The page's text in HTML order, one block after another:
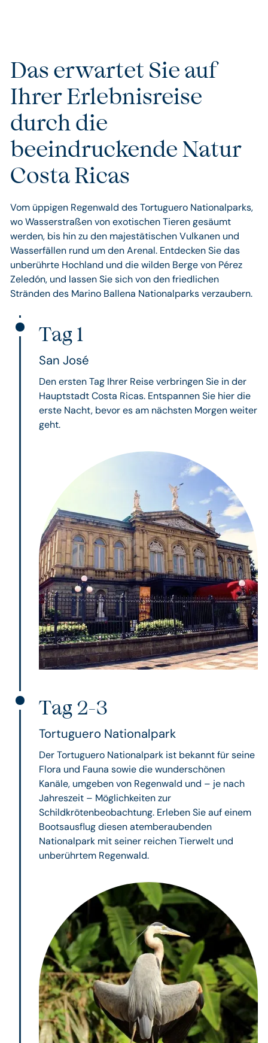
Das erwartet Sie auf
Ihrer Erlebnisreise
durch die
beeindruckende Natur
Costa Ricas
Vom üppigen Regenwald des Tortuguero Nationalparks,
wo Wasserstraßen von exotischen Tieren gesäumt
werden, bis hin zu den majestätischen Vulkanen und
Wasserfällen rund um den Arenal. Entdecken Sie das
unberührte Hochland und die wilden Berge von Pérez
Zeledón, und lassen Sie sich von den friedlichen
Stränden des Marino Ballena Nationalparks verzaubern.
Tag 1
San José
Den ersten Tag Ihrer Reise verbringen Sie in der
Hauptstadt Costa Ricas. Entspannen Sie hier die
erste Nacht, bevor es am nächsten Morgen weiter
geht.
Tag 2-3
Tortuguero Nationalpark
Der Tortuguero Nationalpark ist bekannt für seine
Flora und Fauna sowie die wunderschönen
Kanäle, umgeben von Regenwald und – je nach
Jahreszeit – Möglichkeiten zur
Schildkrötenbeobachtung. Erleben Sie auf einem
Bootsausflug diesen atemberaubenden
Nationalpark mit seiner reichen Tierwelt und
unberührtem Regenwald.